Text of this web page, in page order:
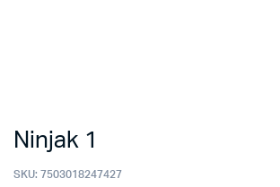
Ninjak 1
SKU: 7503018247427